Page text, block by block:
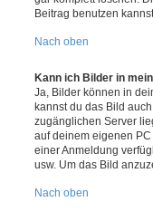
Beitrag benutzen kannst.
Nach oben
Kann ich Bilder in
Ja, Bilder können in
kannst du das Bild
zugänglichen Server
auf deinem eigenen
einer Anmeldung
usw. Um das Bild
Nach oben